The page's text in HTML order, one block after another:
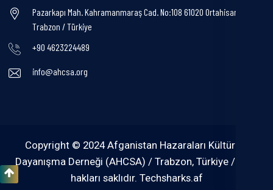
Pazarkapı Mah. Kahramanmaraş Cad. No:108 61020 Ortahisar /
Trabzon / Türkiye
+90 4623224489
info@ahcsa.org
Copyright © 2024 Afganistan Hazaraları Kültür ve
Dayanışma Derneği (AHCSA) / Trabzon, Türkiye / Tüm
hakları saklıdır. Techsharks.af